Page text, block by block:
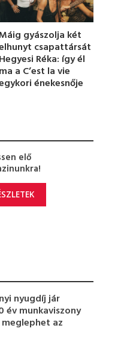
gyászolja két
csapattársát
Hegyesi Réka: így él
ma a C’est la vie
énekesnője
elő
nyugdíj jár
év munkaviszony
az